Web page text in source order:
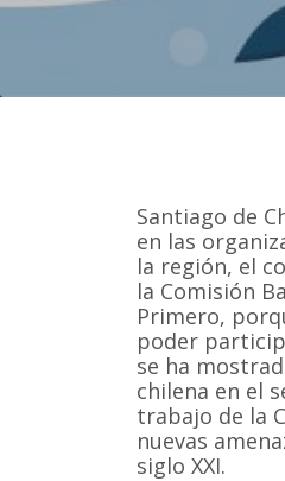
Santiago de
en las
la región, el
la Comisión
Primero,
poder
se ha
chilena en el
trabajo de la
nuevas
siglo XXI.